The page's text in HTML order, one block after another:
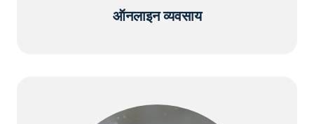
ऑनलाइन व्यवसाय